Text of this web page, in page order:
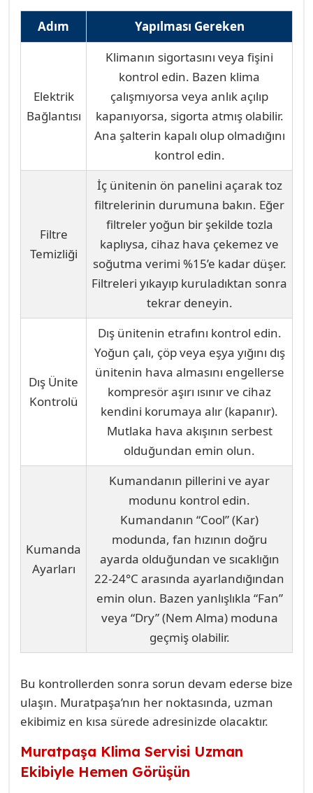
hem zaman kazanmanızı sağlar hem de gereksiz
servis ücreti ödemenizin önüne geçer.
Tecrübelerimizle sabit, Muratpaşa’daki çağrıların
%15’i bu kontrollerle çözülmektedir.
Adım Yapılması Gereken
Elektrik
Bağlantısı
Klimanın sigortasını veya fişini
kontrol edin. Bazen klima
çalışmıyorsa veya anlık açılıp
kapanıyorsa, sigorta atmış olabilir.
Ana şalterin kapalı olup olmadığını
kontrol edin.
Filtre
Temizliği
İç ünitenin ön panelini açarak toz
filtrelerinin durumuna bakın. Eğer
filtreler yoğun bir şekilde tozla
kaplıysa, cihaz hava çekemez ve
soğutma verimi %15’e kadar düşer.
Filtreleri yıkayıp kuruladıktan sonra
tekrar deneyin.
Dış Ünite
Kontrolü
Dış ünitenin etrafını kontrol edin.
Yoğun çalı, çöp veya eşya yığını dış
ünitenin hava almasını engellerse
kompresör aşırı ısınır ve cihaz
kendini korumaya alır (kapanır).
Mutlaka hava akışının serbest
olduğundan emin olun.
Kumanda
Ayarları
Kumandanın pillerini ve ayar
modunu kontrol edin.
Kumandanın “Cool” (Kar)
modunda, fan hızının doğru
ayarda olduğundan ve sıcaklığın
22-24°C arasında ayarlandığından
emin olun. Bazen yanlışlıkla “Fan”
veya “Dry” (Nem Alma) moduna
geçmiş olabilir.
Bu kontrollerden sonra sorun devam ederse bize
ulaşın. Muratpaşa’nın her noktasında, uzman
ekibimiz en kısa sürede adresinizde olacaktır.
Muratpaşa Klima Servisi Uzman
Ekibiyle Hemen Görüşün